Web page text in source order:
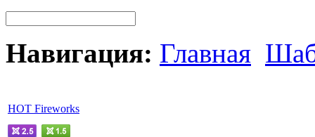
Навигация: Главная
HOT Fireworks